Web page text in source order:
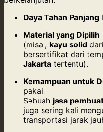
Daya Tahan Panjang
Material yang Dipilih
(misal, kayu solid
bersertifikat dari
Jakarta tertentu).
Kemampuan untuk
pakai.
Sebuah jasa
juga sering kali
transportasi jarak